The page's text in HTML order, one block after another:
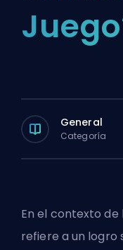
General
Categoría
En el contexto de
refiere a un logro